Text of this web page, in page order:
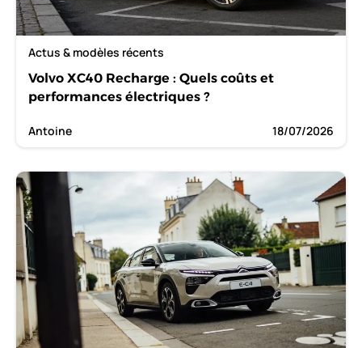
Actus & modèles récents
Volvo XC40 Recharge : Quels coûts et
performances électriques ?
Antoine 18/07/2026